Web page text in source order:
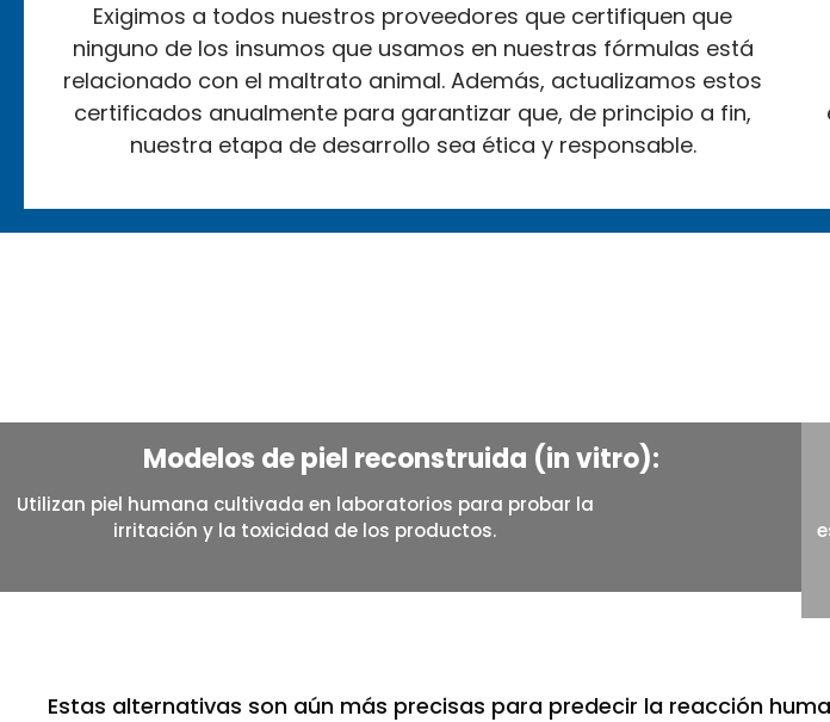
Exigimos a todos nuestros proveedores que certifiquen que
ninguno de los insumos que usamos en nuestras fórmulas está
relacionado con el maltrato animal. Además, actualizamos estos
certificados anualmente para garantizar que, de principio a fin,
nuestra etapa de desarrollo sea ética y responsable.
Modelos de piel reconstruida (in vitro):
Utilizan piel humana cultivada en laboratorios para probar la
irritación y la toxicidad de los productos.
Estas alternativas son aún más precisas para predecir la reacción